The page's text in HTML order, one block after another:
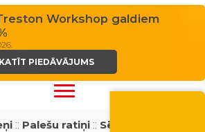
Vasara nāk ar
Izmanto atlaides
Workshop galdiem
PIEDĀVĀJUMS
:: Palešu ratiņi:: Sērija 75